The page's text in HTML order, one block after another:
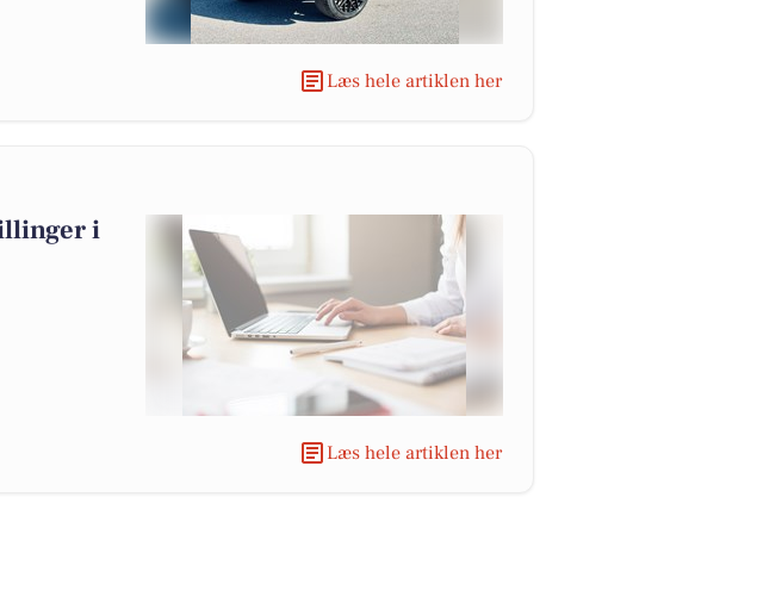
Læs hele artiklen her
i
Læs hele artiklen her